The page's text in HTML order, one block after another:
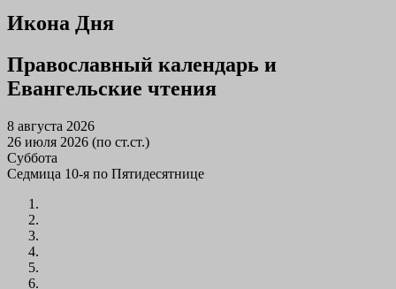
Икона Дня
Православный календарь и
Евангельские чтения
8 августа 2026
26 июля 2026 (по ст.ст.)
Суббота
Седмица 10-я по Пятидесятнице